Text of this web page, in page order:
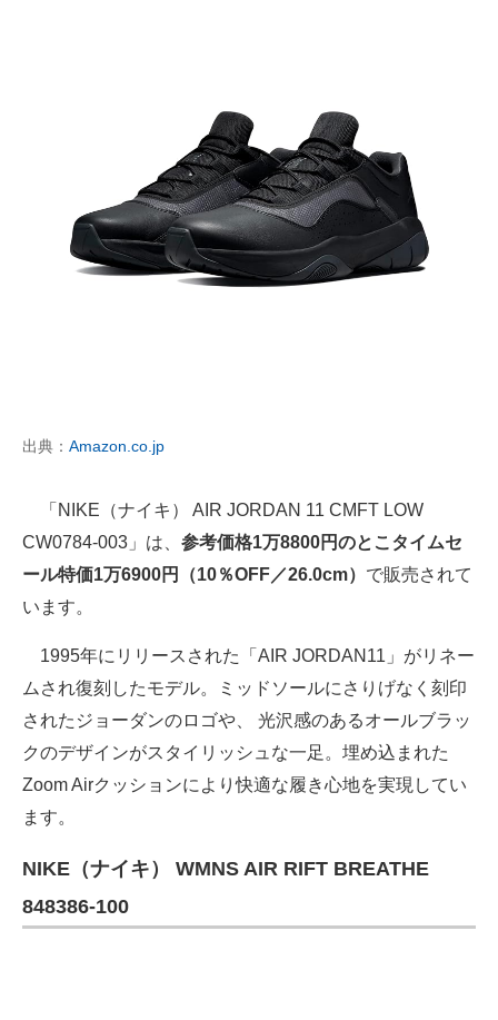
出典： Amazon.co.jp
「NIKE（ナイキ） AIR JORDAN 11 CMFT LOW
CW0784-003」は、 参考価格1万8800円のとこタイムセ
ール特価1万6900円（10％OFF／26.0cm） で販売されて
います。
1995年にリリースされた「AIR JORDAN11」がリネー
ムされ復刻したモデル。ミッドソールにさりげなく刻印
されたジョーダンのロゴや、 光沢感のあるオールブラッ
クのデザインがスタイリッシュな一足。埋め込まれた
Zoom Airクッションにより快適な履き心地を実現してい
ます。
NIKE（ナイキ） WMNS AIR RIFT BREATHE
848386-100